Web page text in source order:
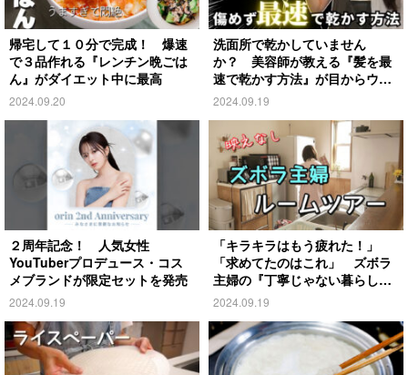
帰宅して１０分で完成！ 爆速
で３品作れる『レンチン晩ごは
ん』がダイエット中に最高
2024.09.20
洗面所で乾かしていません
か？ 美容師が教える『髪を最
速で乾かす方法』が目からウロ
コ
2024.09.19
２周年記念！ 人気女性
YouTuberプロデュース・コス
メブランドが限定セットを発売
2024.09.19
「キラキラはもう疲れた！」
「求めてたのはこれ」 ズボラ
主婦の『丁寧じゃない暮らし』
がこちら
2024.09.19